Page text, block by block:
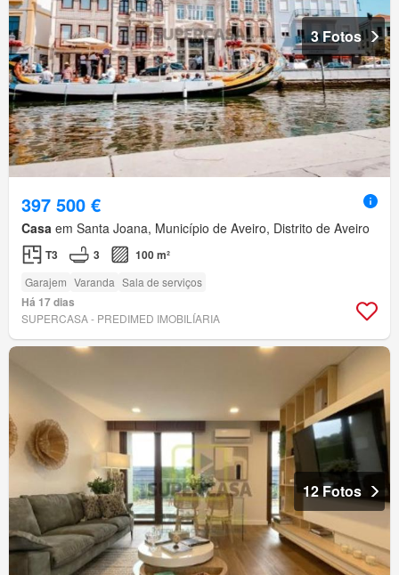
3 Fotos
397 500 €
Casa em Santa Joana, Município de Aveiro, Distrito de Aveiro
T3 3 100 m²
Garajem Varanda Sala de serviços
Há 17 dias
SUPERCASA - PREDIMED IMOBILÍARIA
12 Fotos